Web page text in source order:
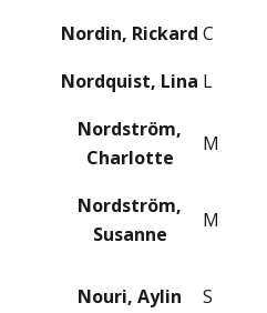
Nordin, Rickard C
Nordquist, Lina L
Nordström,
Charlotte
M
Nordström,
Susanne
M
Nouri, Aylin S